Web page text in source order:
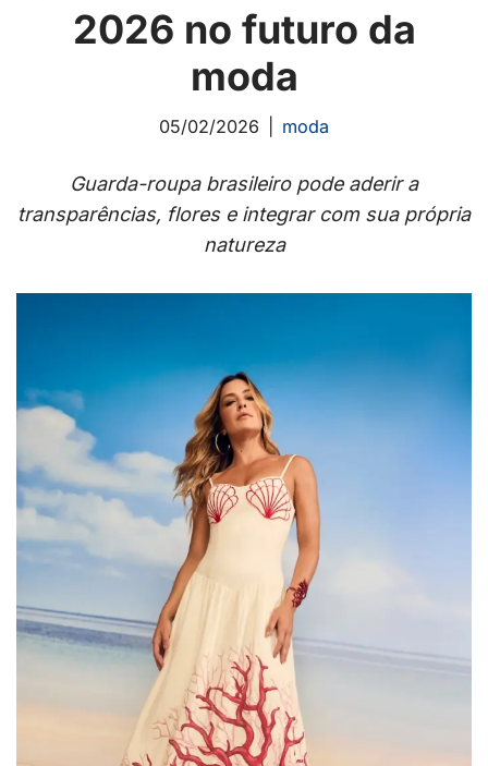
2026 no futuro da
moda
05/02/2026 moda
Guarda-roupa brasileiro pode aderir a
transparências, flores e integrar com sua própria
natureza